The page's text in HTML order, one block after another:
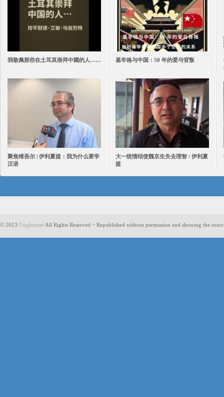
我敬佩那些在土耳其崇拜中國的人…… 基辛格与中国：50 年的爱与背叛
聚焦维吾尔 | 伊利夏提：我为什么要学
汉语
大一统情结使魏京生失去理智 / 伊利夏
提
© 2013 Uyghurnet All Rights Reserved ~ Republished without permission and showing the